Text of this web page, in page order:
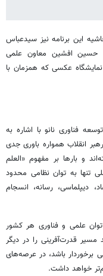
این برنامه نیز سیدعباس
حسین افشین معاون علمی
عکسی که همزمان با
فناوری نانو با اشاره به
انقلاب همواره باوری جدی
و بارها بر مفهوم «العلم
تنها به توان نظامی محدود
دیپلماسی، رسانه، انسجام
توان علمی و فناوری هر کشور
قدرت‌آفرینی را در دیگر
برخوردار باشد، در عرصه‌های
خواهد داشت.